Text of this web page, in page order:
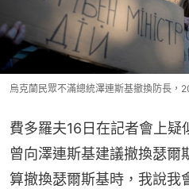
烏克蘭民眾不滿總統澤連斯基撤換防長，
費多羅夫16日在記者會上
曾向澤連斯基建議撤換瑟爾
算撤換瑟爾斯基時，我說我